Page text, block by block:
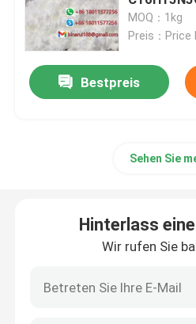
Agrochemische Vermittler
Grundstoffe aus
Tierfutter-Zusätze
Kosmetische Zusatzstoffe
79350-37-1
MOQ：1kg
Preis：Price
Bestpreis
Sehen Sie
Hinterlass
Wir rufen Sie